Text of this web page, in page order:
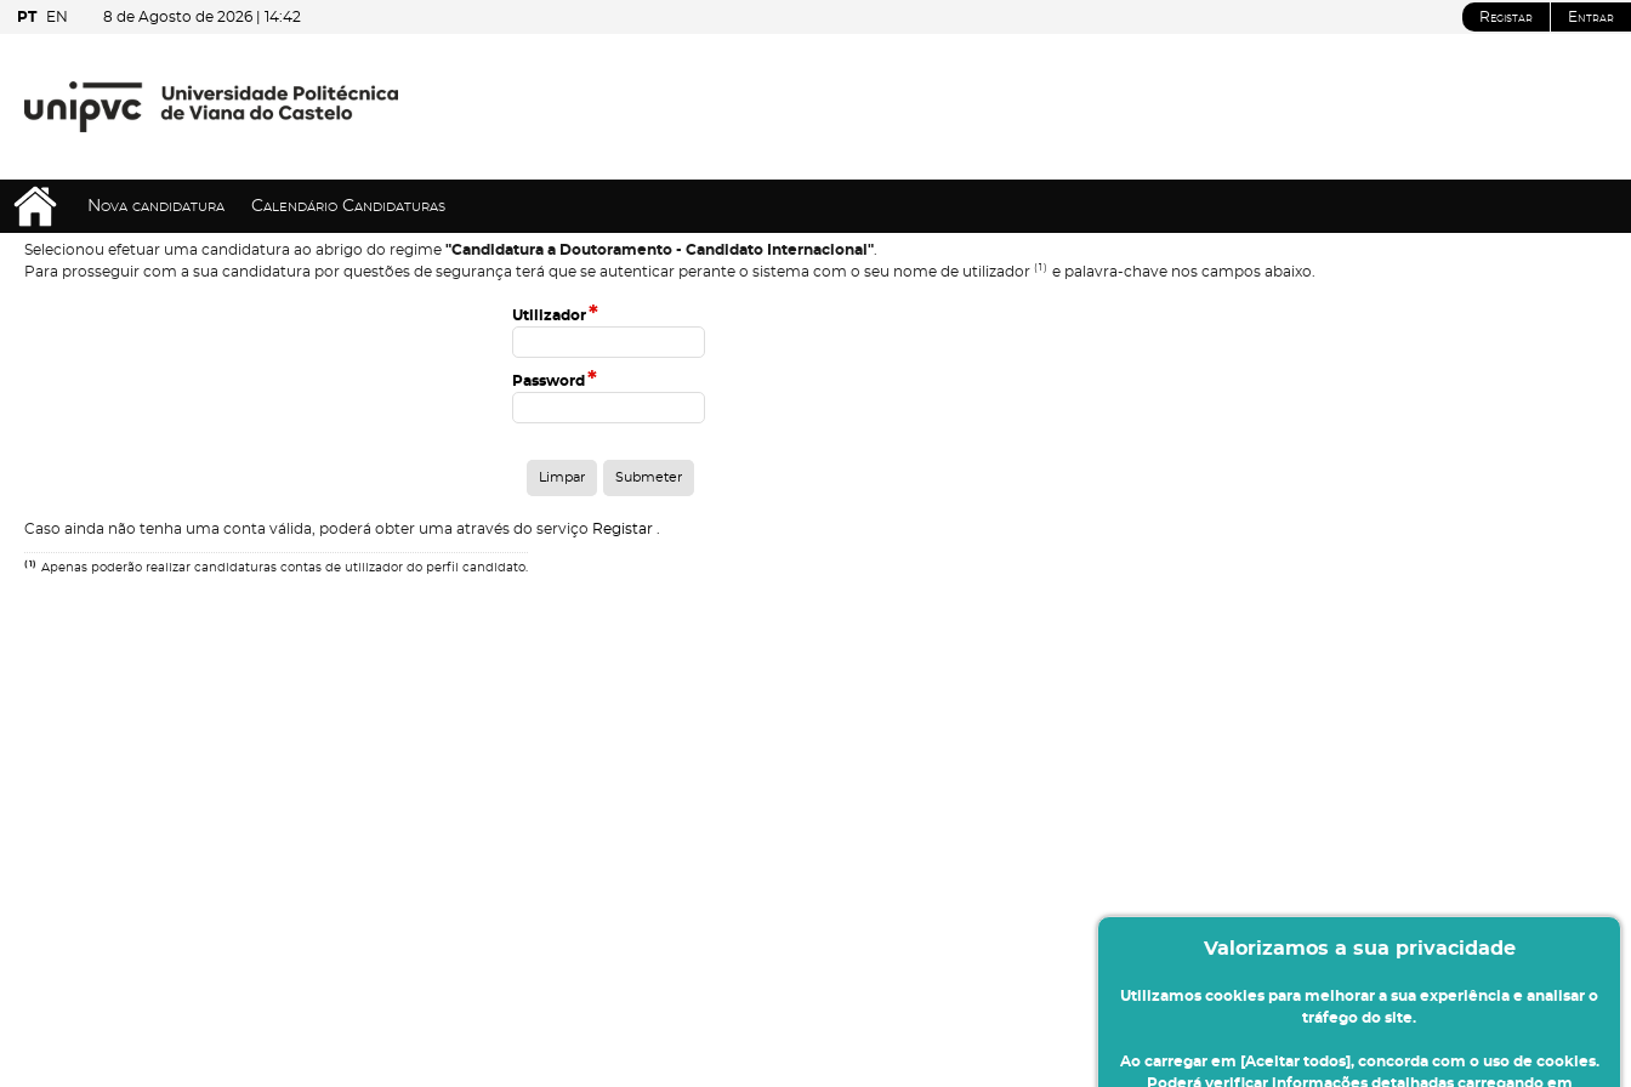
PT EN 8 de Agosto de 2026 | 14:42 Registar Entrar
Nova candidatura Calendário Candidaturas
Selecionou efetuar uma candidatura ao abrigo do regime "Candidatura a Doutoramento - Candidato Internacional"
Para prosseguir com a sua candidatura por questões de segurança terá que se autenticar perante o sistema com o seu nome de utilizador (1) e palavra-chave nos campos abaixo.
Utilizador*
Password *
Caso ainda não tenha uma conta válida, poderá obter uma através do serviço Registar
(1) Apenas poderão realizar candidaturas contas de utilizador do perfil candidato.
Valorizamos a sua privacidade
Utilizamos cookies para melhorar a sua experiência e analisar o
tráfego do site.
Ao carregar em [Aceitar todos], concorda com o uso de cookies.
Poderá verificar informações detalhadas carregando em